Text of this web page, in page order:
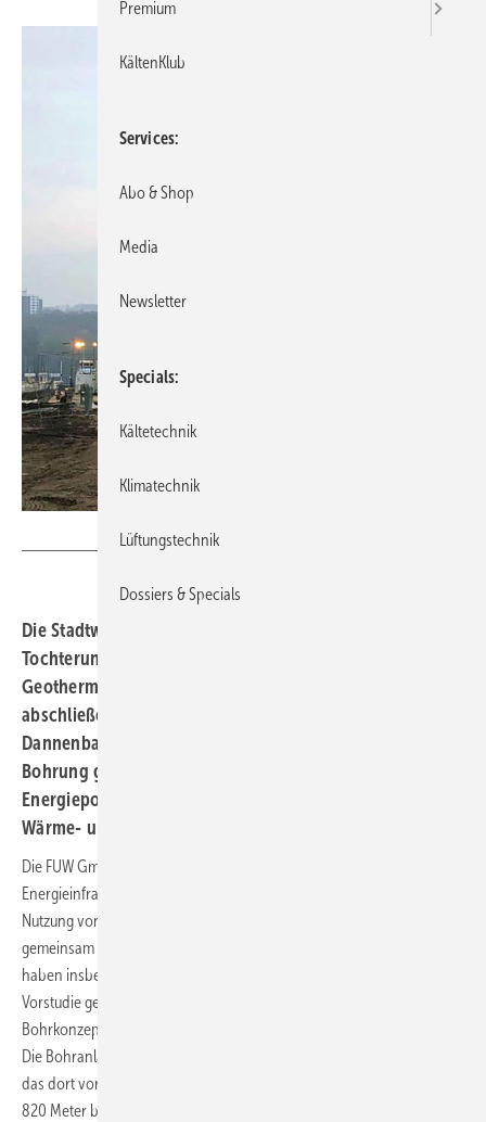
Die Stadtwerke Bochum konnten mit ihrem
Tochterunternehmen FUW GmbH die erste
Geothermiebohrung in rund 340 Meter Tiefe erfolgreich
abschließen. Der alte Stollen der ehemaligen Zeche
Dannenbaum ist erreicht, parallel wird die zweite
Bohrung gestartet. Die Bohrungen dienen dazu, das
Energiepotenzial von Grubenwasser für eine kombinierte
Wärme- und Kälteversorgung nutzbar zu machen.
Die FUW GmbH und die Fraunhofer-Einrichtung für
Energieinfrastrukturen und Geothermie IEG erkunden gemeinsam die
Nutzung von Grubenwasser am Standort Mark 51°7. Sie entwickelten
gemeinsam das Wärme- und Kältekonzept des neuen Standorts,
haben insbesondere die Machbarkeit in einer wissenschaftlichen
Vorstudie geklärt und setzen nun mit der Bohrfirma MND Drilling das
Bohrkonzept um.
Die Bohranlage soll die ehemalige Steinkohlezeche Dannenbaum und
das dort vorhandene Grubenwasser über zwei Bohrungen – circa
820 Meter bzw. ca. 340 Meter tief – erschließen. Für die
Premium
KältenKlub
Services
Abo & Shop
Media
Newsletter
Specials
Kältetechnik
Klimatechnik
Lüftungstechnik
Dossiers & Specials